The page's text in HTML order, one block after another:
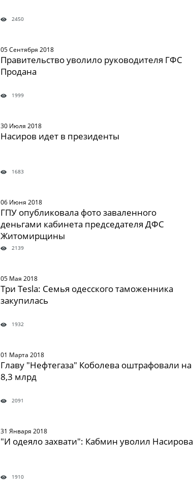
2450
05 Сентября 2018
Правительство уволило руководителя ГФС
Продана
1999
30 Июля 2018
Насиров идет в президенты
1683
06 Июня 2018
ГПУ опубликовала фото заваленного
деньгами кабинета председателя ДФС
Житомирщины
2139
05 Мая 2018
Три Tesla: Семья одесского таможенника
закупилась
1932
01 Марта 2018
Главу "Нефтегаза" Коболева оштрафовали на
8,3 млрд
2091
31 Января 2018
"И одеяло захвати": Кабмин уволил Насирова
1910